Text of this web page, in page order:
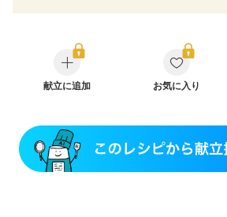
CKD（ステージ１）
CKD（ステージ２）
乳がん（抗がん剤治療中）
乳がん（ホ
乳がん（放射線治療中）
関節リウマチ
低栄養予防
貧血対策 ニキビ・肌荒れ
献立に追加 お気に入り